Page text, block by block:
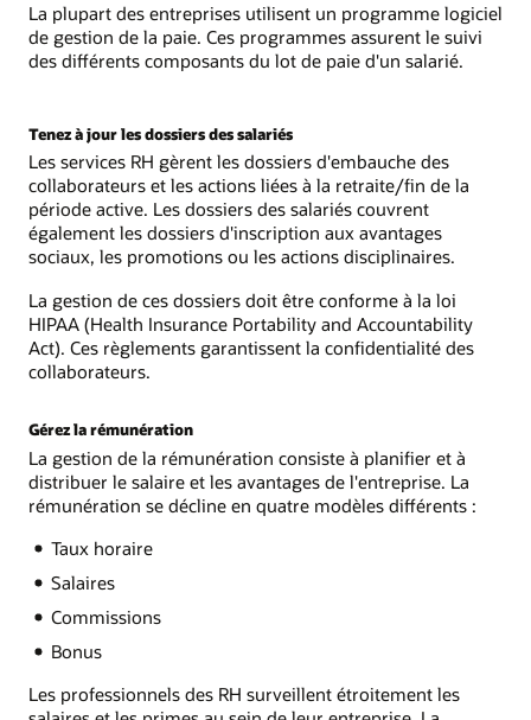
La plupart des entreprises utilisent un programme logiciel
de gestion de la paie. Ces programmes assurent le suivi
des différents composants du lot de paie d'un salarié.
Tenez à jour les dossiers des salariés
Les services RH gèrent les dossiers d'embauche des
collaborateurs et les actions liées à la retraite/fin de la
période active. Les dossiers des salariés couvrent
également les dossiers d'inscription aux avantages
sociaux, les promotions ou les actions disciplinaires.
La gestion de ces dossiers doit être conforme à la loi
HIPAA (Health Insurance Portability and Accountability
Act). Ces règlements garantissent la confidentialité des
collaborateurs.
Gérez la rémunération
La gestion de la rémunération consiste à planifier et à
distribuer le salaire et les avantages de l'entreprise. La
rémunération se décline en quatre modèles différents :
Taux horaire
Salaires
Commissions
Bonus
Les professionnels des RH surveillent étroitement les